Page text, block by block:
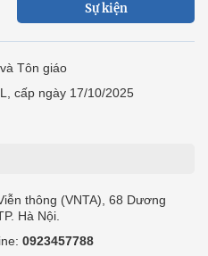
Sự kiện
Tôn giáo
cấp ngày 17/10/2025
thông (VNTA), 68 Dương
Hà Nội.
0923457788